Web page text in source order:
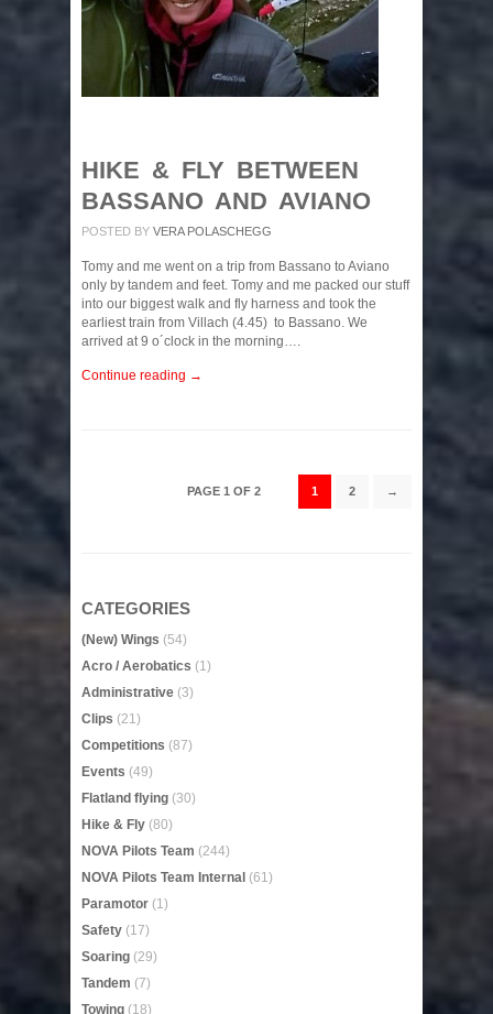
HIKE & FLY BETWEEN
BASSANO AND AVIANO
POSTED BY VERA POLASCHEGG
Tomy and me went on a trip from Bassano to Aviano
only by tandem and feet. Tomy and me packed our stuff
into our biggest walk and fly harness and took the
earliest train from Villach (4.45) to Bassano. We
arrived at 9 o´clock in the morning….
Continue reading →
PAGE 1 OF 2 1 2 →
CATEGORIES
(New) Wings (54)
Acro / Aerobatics (1)
Administrative (3)
Clips (21)
Competitions (87)
Events (49)
Flatland flying (30)
Hike & Fly (80)
NOVA Pilots Team (244)
NOVA Pilots Team Internal (61)
Paramotor (1)
Safety (17)
Soaring (29)
Tandem (7)
Towing (18)